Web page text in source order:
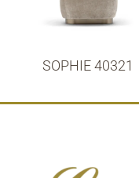
SOPHIE 40321